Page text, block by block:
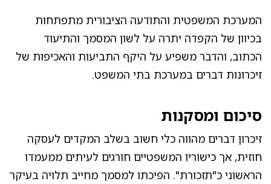
המערכת המשפטית והתודעה הציבורית מתפתחות
בכיוון של הקפדה יתרה על לשון המסמך והתיעוד
הכתוב, והדבר משפיע על היקף התביעות והאכיפות של
זיכרונות דברים במערכת בתי המשפט.
סיכום ומסקנות
זיכרון דברים מהווה כלי חשוב בשלב המקדים לעסקה
חוזית, אך כישוריו המשפטיים חורגים לעיתים ממעמדו
הראשוני כ"תזכורת". הפיכתו למסמך מחייב תלויה בעיקר